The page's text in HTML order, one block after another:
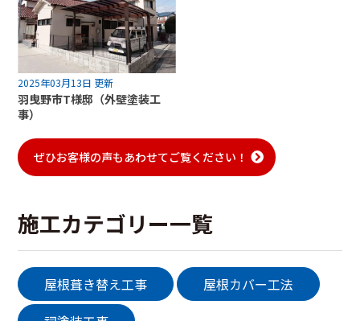
2025年03月13日 更新
羽曳野市T様邸（外壁塗装工
事）
ぜひお客様の声もあわせてご覧ください！
施工カテゴリー一覧
屋根葺き替え工事
屋根カバー工法